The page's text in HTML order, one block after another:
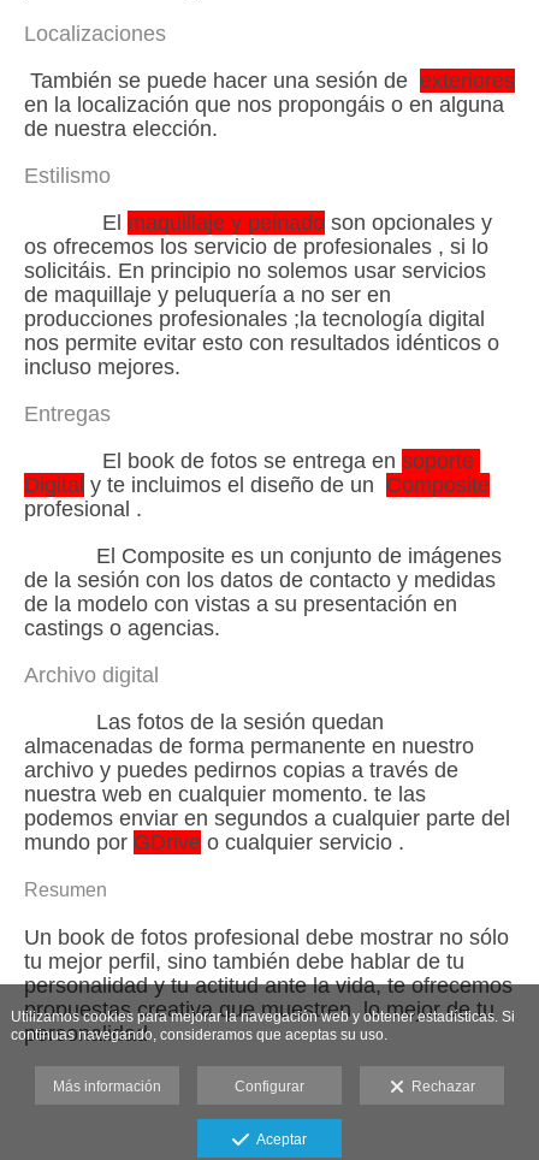
Localizaciones
También se puede hacer una sesión de exteriores
en la localización que nos propongáis o en alguna
de nuestra elección.
Estilismo
El maquillaje y peinado son opcionales y
os ofrecemos los servicio de profesionales , si lo
solicitáis. En principio no solemos usar servicios
de maquillaje y peluquería a no ser en
producciones profesionales ;la tecnología digital
nos permite evitar esto con resultados idénticos o
incluso mejores.
Entregas
El book de fotos se entrega en soporte
Digital y te incluimos el diseño de un Composite
profesional .
El Composite es un conjunto de imágenes
de la sesión con los datos de contacto y medidas
de la modelo con vistas a su presentación en
castings o agencias.
Archivo digital
Las fotos de la sesión quedan
almacenadas de forma permanente en nuestro
archivo y puedes pedirnos copias a través de
nuestra web en cualquier momento. te las
podemos enviar en segundos a cualquier parte del
mundo por GDrive o cualquier servicio .
Resumen
Un book de fotos profesional debe mostrar no sólo
tu mejor perfil, sino también debe hablar de tu
personalidad y tu actitud ante la vida, te ofrecemos
propuestas creativa que muestren lo mejor de tu
personalidad
Utilizamos cookies para mejorar la navegación web y obtener estadísticas. Si
continuas navegando, consideramos que aceptas su uso.
Más información Configurar Rechazar
Aceptar